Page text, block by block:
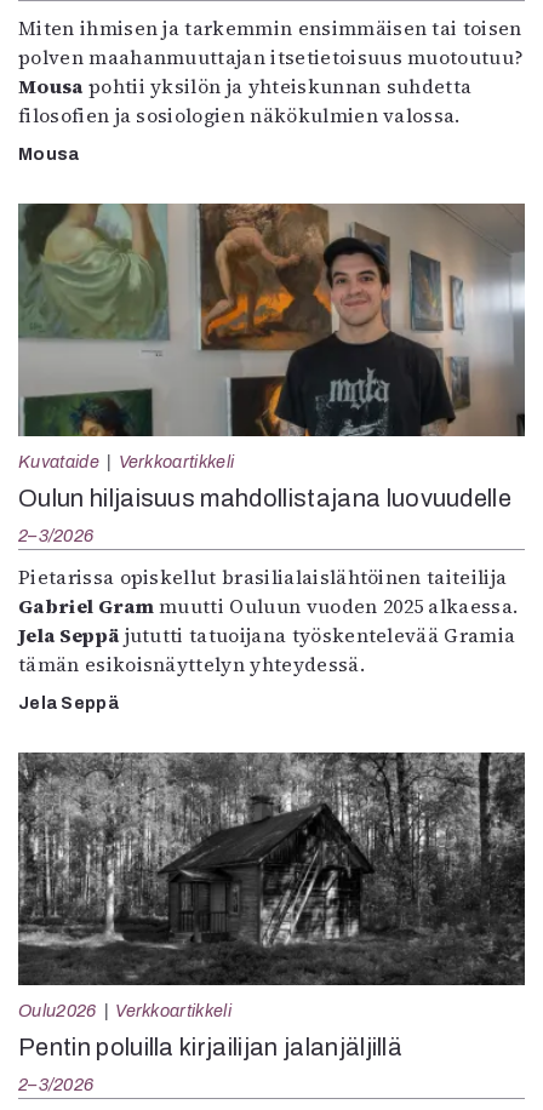
Miten ihmisen ja tarkemmin ensimmäisen tai toisen
polven maahanmuuttajan itsetietoisuus muotoutuu?
Mousa pohtii yksilön ja yhteiskunnan suhdetta
filosofien ja sosiologien näkökulmien valossa.
Mousa
Kuvataide Verkkoartikkeli
Oulun hiljaisuus mahdollistajana luovuudelle
2–3/2026
Pietarissa opiskellut brasilialaislähtöinen taiteilija
Gabriel Grammuutti Ouluun vuoden 2025 alkaessa.
Jela Seppä jututti tatuoijana työskentelevää Gramia
tämän esikoisnäyttelyn yhteydessä.
Jela Seppä
Oulu2026 Verkkoartikkeli
Pentin poluilla kirjailijan jalanjäljillä
2–3/2026